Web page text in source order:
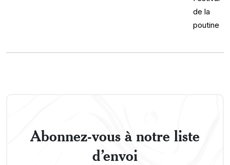
Abonnez-vous à notre liste
d’envoi